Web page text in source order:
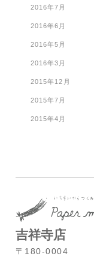
2016年7月
2016年6月
2016年5月
2016年3月
2015年12月
2015年7月
2015年4月
吉祥寺店
〒180-0004